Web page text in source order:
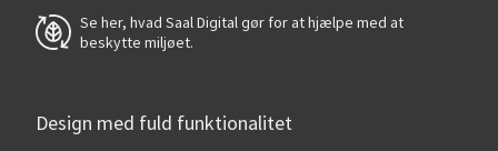
Se her, hvad Saal Digital gør for at hjælpe med at
beskytte miljøet.
Design med fuld funktionalitet